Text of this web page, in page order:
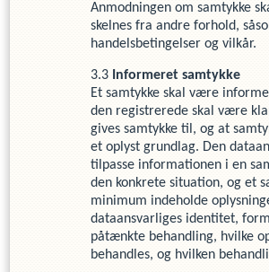
Anmodningen om samtykke
skelnes fra andre forhold,
handelsbetingelser og vilkår.
Informeret samtykke
Et samtykke skal være
den registrerede skal være
gives samtykke til, og at
et oplyst grundlag. Den
tilpasse informationen i en
den konkrete situation, og et
minimum indeholde
dataansvarliges identitet,
påtænkte behandling, hvilke
behandles, og hvilken